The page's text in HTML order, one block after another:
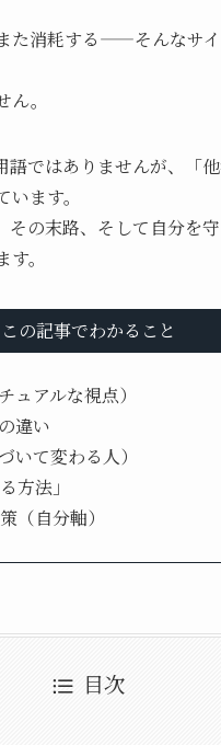
た消耗する——そんなサ
。
ではありませんが、「
ます。
の末路、そして自分を
。
この記事でわかること
ュアルな視点）
違い
いて変わる人）
方法」
（自分軸）
目次